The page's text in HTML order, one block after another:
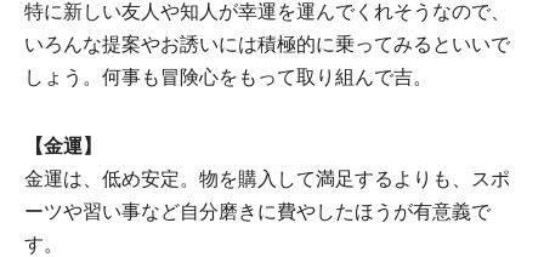
特に新しい友人や知人が幸運を運んでくれそうなので、
いろんな提案やお誘いには積極的に乗ってみるといいで
しょう。何事も冒険心をもって取り組んで吉。
【金運】
金運は、低め安定。物を購入して満足するよりも、スポ
ーツや習い事など自分磨きに費やしたほうが有意義で
す。